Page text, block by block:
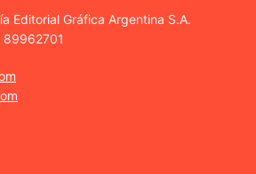
Editorial Gráfica Argentina S.A.
89962701